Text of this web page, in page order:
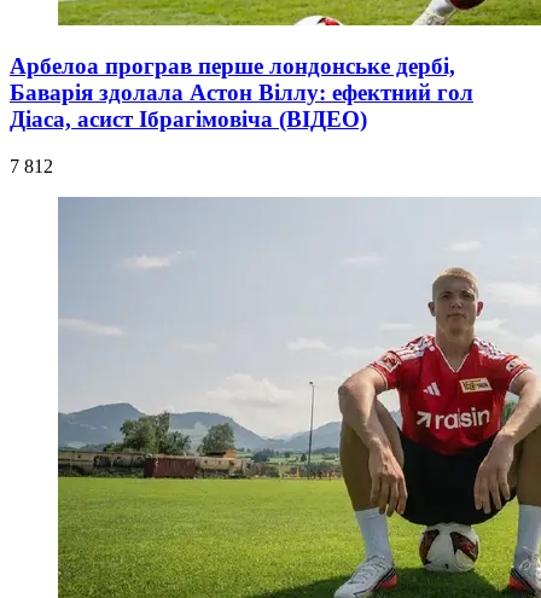
Арбелоа програв перше лондонське дербі,
Баварія здолала Астон Віллу: ефектний гол
Діаса, асист Ібрагімовіча (ВІДЕО)
7 812